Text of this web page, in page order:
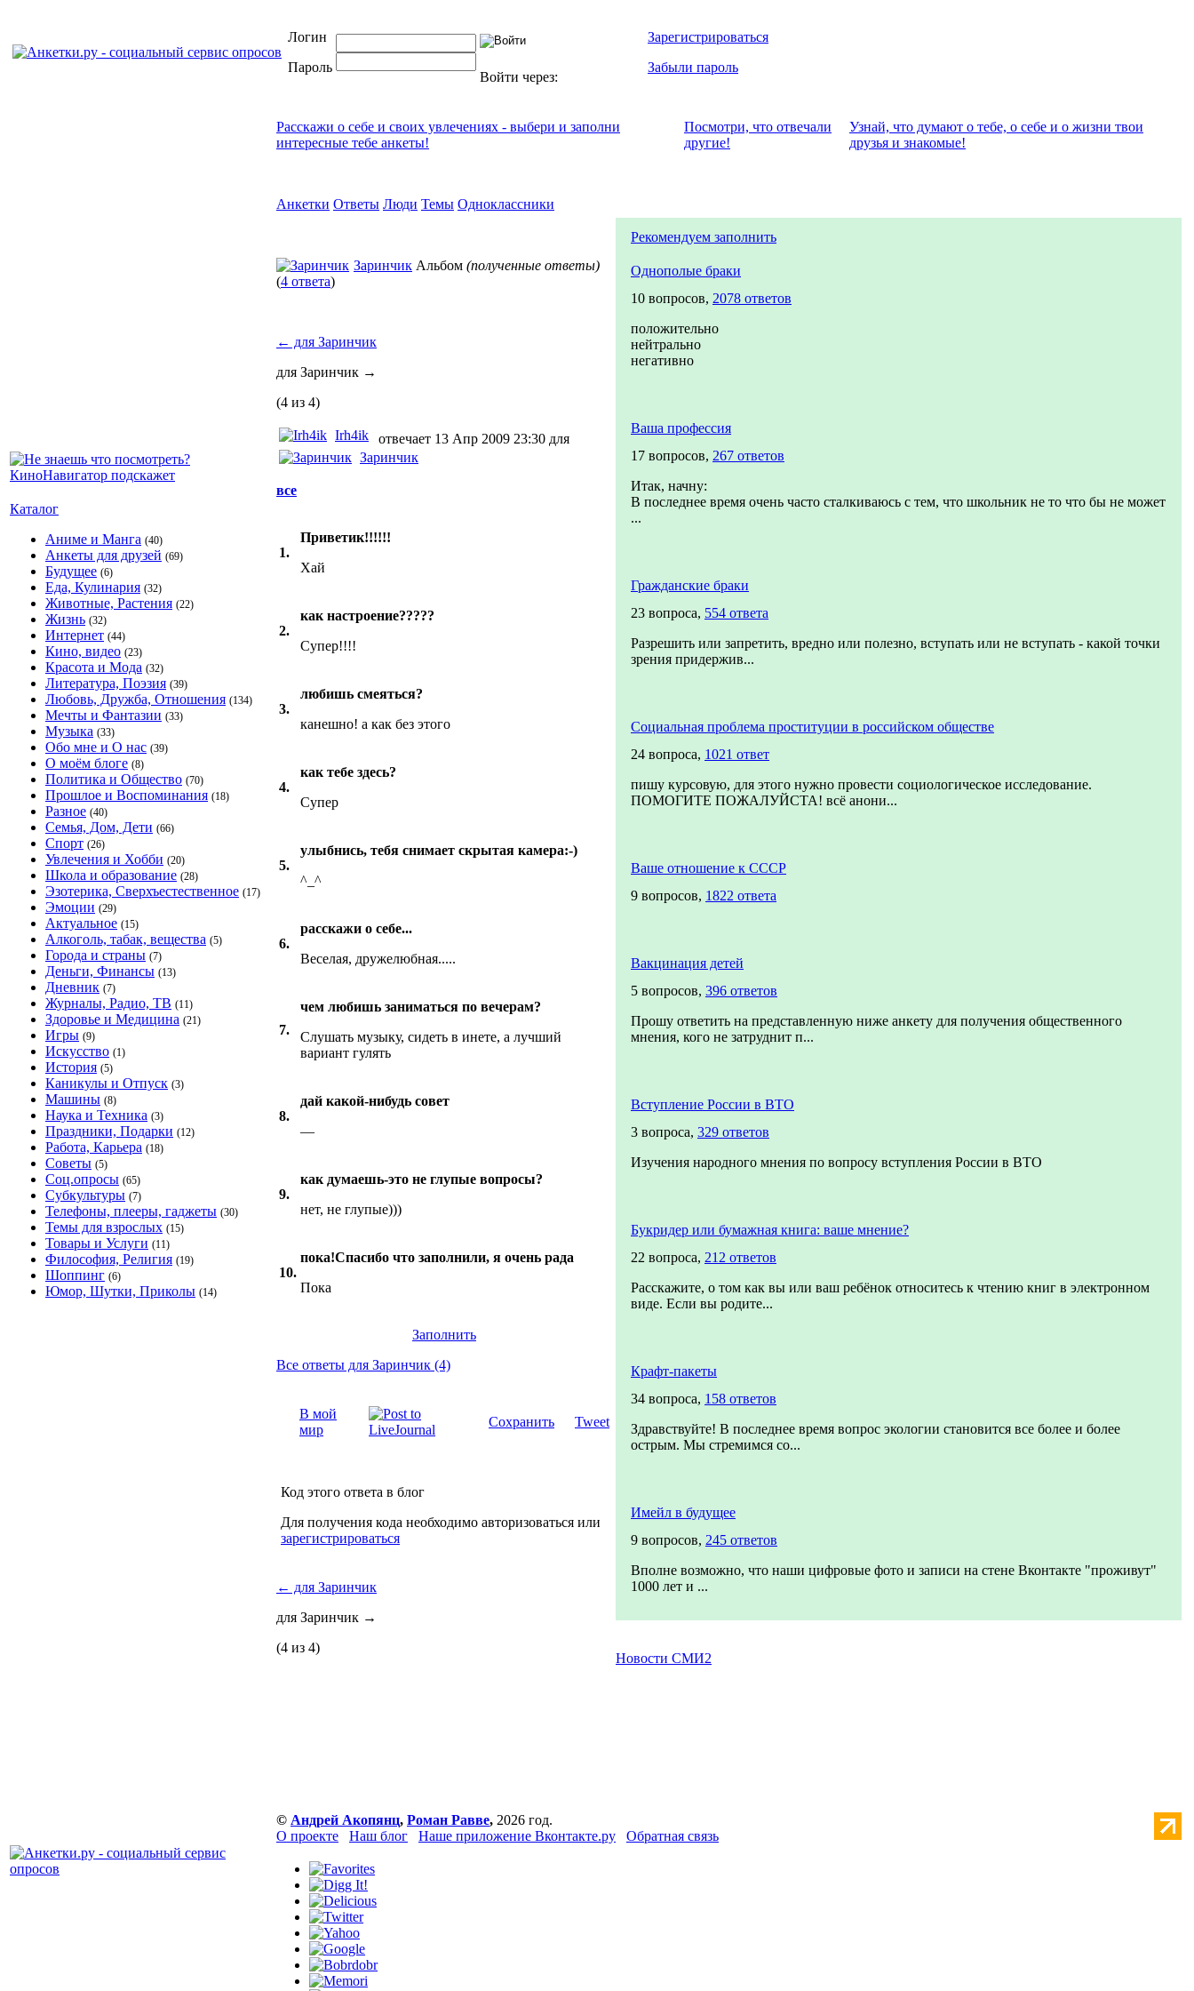
Логин
Пароль
Войти через:
Зарегистрироваться
Забыли пароль
Каталог
Аниме и Манга (40)
Анкеты для друзей (69)
Будущее (6)
Еда, Кулинария (32)
Животные, Растения (22)
Жизнь (32)
Интернет (44)
Кино, видео (23)
Красота и Мода (32)
Литература, Поэзия (39)
Любовь, Дружба, Отношения (134)
Мечты и Фантазии (33)
Музыка (33)
Обо мне и О нас (39)
О моём блоге (8)
Политика и Общество (70)
Прошлое и Воспоминания (18)
Разное (40)
Семья, Дом, Дети (66)
Спорт (26)
Увлечения и Хобби (20)
Школа и образование (28)
Эзотерика, Сверхъестественное (17)
Эмоции (29)
Актуальное (15)
Алкоголь, табак, вещества (5)
Города и страны (7)
Деньги, Финансы (13)
Дневник (7)
Журналы, Радио, ТВ (11)
Здоровье и Медицина (21)
Игры (9)
Искусство (1)
История (5)
Каникулы и Отпуск (3)
Машины (8)
Наука и Техника (3)
Праздники, Подарки (12)
Работа, Карьера (18)
Советы (5)
Соц.опросы (65)
Субкультуры (7)
Телефоны, плееры, гаджеты (30)
Темы для взрослых (15)
Товары и Услуги (11)
Философия, Религия (19)
Шоппинг (6)
Юмор, Шутки, Приколы (14)
Расскажи о себе и своих увлечениях - выбери и заполни
интересные тебе анкеты!
Посмотри, что отвeчали
другие!
Узнай, что думают о тебе, о себе и о жизни твои
друзья и знакомые!
Анкетки Ответы Люди Темы Одноклассники
Заринчик Альбом (полученные ответы)
(4 ответа)
← для Заринчик
для Заринчик →
(4 из 4)
Irh4ik
отвечает 13 Апр 2009 23:30 для
Заринчик
все
1.
Приветик!!!!!!
Хай
2.
как настроение?????
Супер!!!!
3.
любишь смеяться?
канешно! а как без этого
4.
как тебе здесь?
Супер
5.
улыбнись, тебя снимает скрытая камера:-)
^_^
6.
расскажи о себе...
Веселая, дружелюбная.....
7.
чем любишь заниматься по вечерам?
Слушать музыку, сидеть в инете, а лучший
вариант гулять
8.
дай какой-нибудь совет
—
9.
как думаешь-это не глупые вопросы?
нет, не глупые)))
10.
пока!Спасибо что заполнили, я очень рада
Пока
Заполнить
Все ответы для Заринчик (4)
В мой
мир
Сохранить Tweet
Код этого ответа в блог
Для получения кода необходимо авторизоваться или
зарегистрироваться
← для Заринчик
для Заринчик →
(4 из 4)
Рекомендуем заполнить
Однополые браки
10 вопросов, 2078 ответов
положительно
нейтрально
негативно
Ваша профессия
17 вопросов, 267 ответов
Итак, начну:
В последнее время очень часто сталкиваюсь с тем, что школьник не то что бы не может
...
Гражданские браки
23 вопроса, 554 ответа
Разрешить или запретить, вредно или полезно, вступать или не вступать - какой точки
зрения придержив...
Социальная проблема проституции в российском обществе
24 вопроса, 1021 ответ
пишу курсовую, для этого нужно провести социологическое исследование.
ПОМОГИТЕ ПОЖАЛУЙСТА! всё анони...
Ваше отношение к СССР
9 вопросов, 1822 ответа
Вакцинация детей
5 вопросов, 396 ответов
Прошу ответить на представленную ниже анкету для получения общественного
мнения, кого не затруднит п...
Вступление России в ВТО
3 вопроса, 329 ответов
Изучения народного мнения по вопросу вступления России в ВТО
Букридер или бумажная книга: ваше мнение?
22 вопроса, 212 ответов
Расскажите, о том как вы или ваш ребёнок относитесь к чтению книг в электронном
виде. Если вы родите...
Крафт-пакеты
34 вопроса, 158 ответов
Здравствуйте! В последнее время вопрос экологии становится все более и более
острым. Мы стремимся со...
Имейл в будущее
9 вопросов, 245 ответов
Вполне возможно, что наши цифровые фото и записи на стене Вконтакте "проживут"
1000 лет и ...
Новости СМИ2
© Андрей Акопянц, Роман Равве, 2026 год.
О проекте
Наш блог Наше приложение Вконтакте.ру Обратная связь